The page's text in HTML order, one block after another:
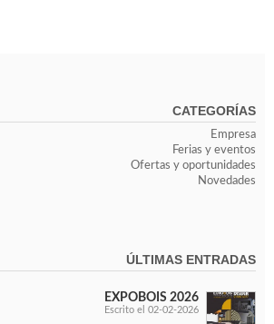
CATEGORÍAS
Empresa
Ferias y eventos
Ofertas y oportunidades
Novedades
ÚLTIMAS ENTRADAS
EXPOBOIS 2026
Escrito el 02-02-2026